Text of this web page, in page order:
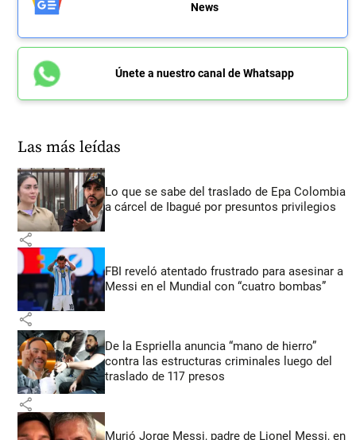
News
Únete a nuestro canal de Whatsapp
Las más leídas
Lo que se sabe del traslado de Epa Colombia
a cárcel de Ibagué por presuntos privilegios
share
FBI reveló atentado frustrado para asesinar a
Messi en el Mundial con “cuatro bombas”
share
De la Espriella anuncia “mano de hierro”
contra las estructuras criminales luego del
traslado de 117 presos
share
Murió Jorge Messi, padre de Lionel Messi, en